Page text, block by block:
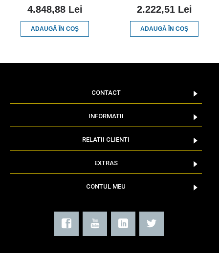
4.848,88 Lei
ADAUGĂ ÎN COŞ
2.222,51 Lei
ADAUGĂ ÎN COŞ
CONTACT
INFORMATII
RELATII CLIENTI
EXTRAS
CONTUL MEU